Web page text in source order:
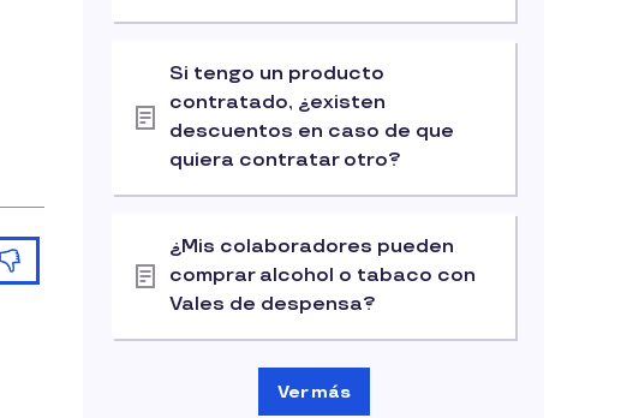
Si tengo un producto
contratado, ¿existen
descuentos en caso de que
quiera contratar otro?
¿Mis colaboradores pueden
comprar alcohol o tabaco con
Vales de despensa?
Ver más